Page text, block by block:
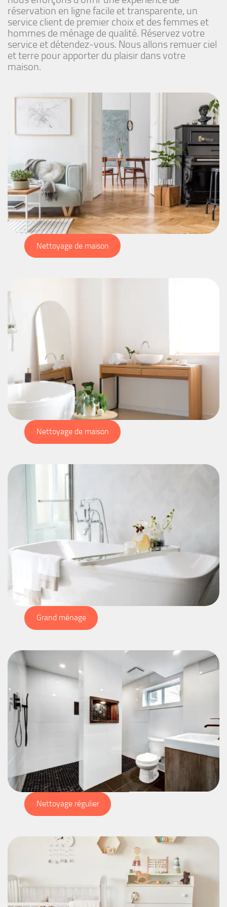
réservation en ligne facile et transparente, un
service client de premier choix et des femmes et
hommes de ménage de qualité. Réservez votre
service et détendez-vous. Nous allons remuer ciel
et terre pour apporter du plaisir dans votre
maison.
Nettoyage de maison
Nettoyage de maison
Grand ménage
Nettoyage régulier